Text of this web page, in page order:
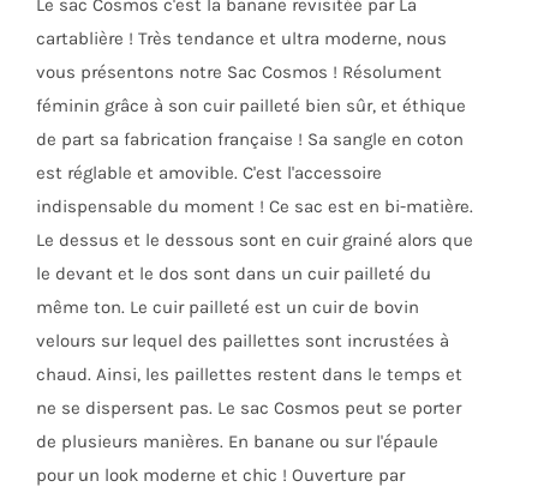
sur
page
produit
Le sac Cosmos c'est la banane revisitée par La
cartablière ! Très tendance et ultra moderne, nous
vous présentons notre Sac Cosmos ! Résolument
féminin grâce à son cuir pailleté bien sûr, et éthique
de part sa fabrication française ! Sa sangle en coton
est réglable et amovible. C'est l'accessoire
indispensable du moment ! Ce sac est en bi-matière.
Le dessus et le dessous sont en cuir grainé alors que
le devant et le dos sont dans un cuir pailleté du
même ton. Le cuir pailleté est un cuir de bovin
velours sur lequel des paillettes sont incrustées à
chaud. Ainsi, les paillettes restent dans le temps et
ne se dispersent pas. Le sac Cosmos peut se porter
de plusieurs manières. En banane ou sur l'épaule
pour un look moderne et chic ! Ouverture par